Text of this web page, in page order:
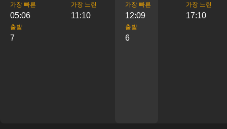
가장 빠른
05:06
가장 느린
11:10
출발
7
가장 빠른
12:09
가장 느린
17:10
출발
6